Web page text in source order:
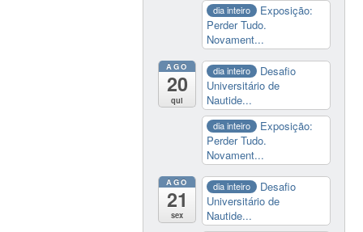
dia inteiro
Exposição:
Perder Tudo.
Novament...
AGO
20
qui
dia inteiro
Desafio
Universitário de
Nautide...
dia inteiro
Exposição:
Perder Tudo.
Novament...
AGO
21
sex
dia inteiro
Desafio
Universitário de
Nautide...